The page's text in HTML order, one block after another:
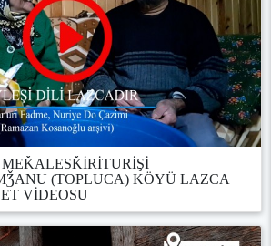
(TOPLUCA) KÖYÜ LAZCA
VİDEOSU